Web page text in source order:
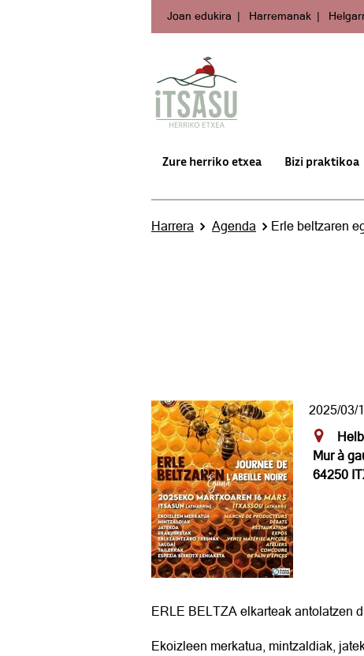
Joan edukira Harremanak
Zure herriko etxea Bizi praktikoa
Harrera Agenda Erle beltzaren
2025/03/
Mur à
64250
ERLE BELTZA elkarteak antolatzen
Ekoizleen merkatua, mintzaldiak,